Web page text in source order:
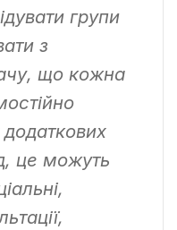
групи
з
що кожна
це можуть